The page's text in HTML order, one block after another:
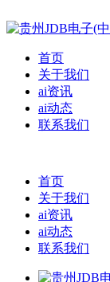
首页
关于我们
ai资讯
ai动态
联系我们
首页
关于我们
ai资讯
ai动态
联系我们